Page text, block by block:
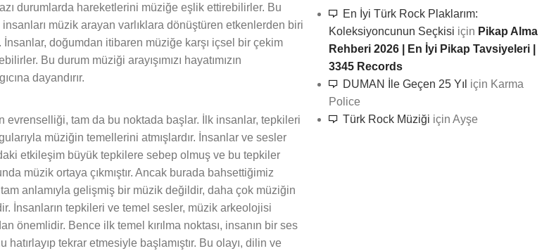
durumlarda hareketlerini müziğe eşlik ettirebilirler. Bu
insanları müzik arayan varlıklara dönüştüren etkenlerden biri
İnsanlar, doğumdan itibaren müziğe karşı içsel bir çekim
Bu durum müziği arayışımızı hayatımızın
dayandırır.
evrenselliği, tam da bu noktada başlar. İlk insanlar, tepkileri
müziğin temellerini atmışlardır. İnsanlar ve sesler
etkileşim büyük tepkilere sebep olmuş ve bu tepkiler
müzik ortaya çıkmıştır. Ancak burada bahsettiğimiz
anlamıyla gelişmiş bir müzik değildir, daha çok müziğin
İnsanların tepkileri ve temel sesler, müzik arkeolojisi
önemlidir. Bence ilk temel kırılma noktası, insanın bir ses
hatırlayıp tekrar etmesiyle başlamıştır. Bu olayı, dilin ve
En İyi Türk Rock Plaklarım:
Koleksiyoncunun Seçkisi için Pikap Alma
Rehberi 2026 | En İyi Pikap Tavsiyeleri |
3345 Records
DUMAN İle Geçen 25 Yıl için Karma
Police
Türk Rock Müziği için Ayşe